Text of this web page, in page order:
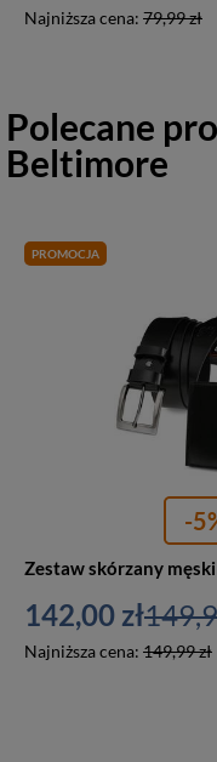
Najniższa cena: 79,99 zł
Polecane
Beltimore
PROMOCJA
-
142,00 zł
Najniższa cena: 149,99 zł